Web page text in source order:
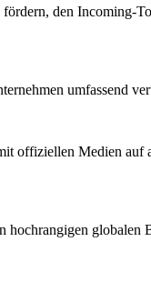
den
umfassend
offiziellen Medien
globalen